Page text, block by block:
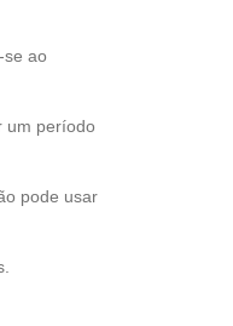
se ao
um período
pode usar